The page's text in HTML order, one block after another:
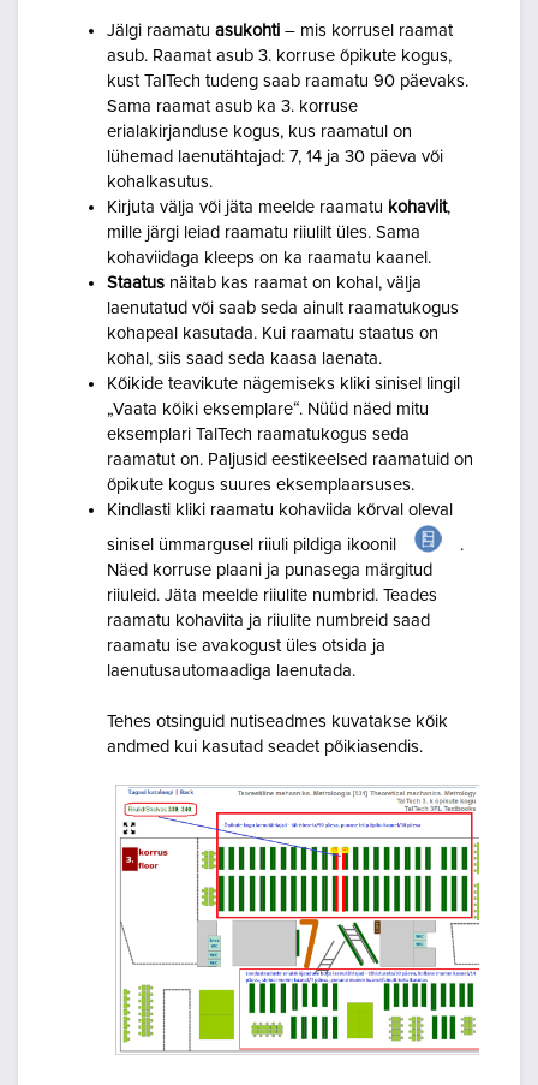
Jälgi raamatu asukohti – mis korrusel raamat
asub. Raamat asub 3. korruse õpikute kogus,
kust TalTech tudeng saab raamatu 90 päevaks.
Sama raamat asub ka 3. korruse
erialakirjanduse kogus, kus raamatul on
lühemad laenutähtajad: 7, 14 ja 30 päeva või
kohalkasutus.
Kirjuta välja või jäta meelde raamatu kohaviit,
mille järgi leiad raamatu riiulilt üles. Sama
kohaviidaga kleeps on ka raamatu kaanel.
Staatus näitab kas raamat on kohal, välja
laenutatud või saab seda ainult raamatukogus
kohapeal kasutada. Kui raamatu staatus on
kohal, siis saad seda kaasa laenata.
Kõikide teavikute nägemiseks kliki sinisel lingil
„Vaata kõiki eksemplare“. Nüüd näed mitu
eksemplari TalTech raamatukogus seda
raamatut on. Paljusid eestikeelsed raamatuid on
õpikute kogus suures eksemplaarsuses.
Kindlasti kliki raamatu kohaviida kõrval oleval
sinisel ümmargusel riiuli pildiga ikoonil
.
Näed korruse plaani ja punasega märgitud
riiuleid. Jäta meelde riiulite numbrid. Teades
raamatu kohaviita ja riiulite numbreid saad
raamatu ise avakogust üles otsida ja
laenutusautomaadiga laenutada.
Tehes otsinguid nutiseadmes kuvatakse kõik
andmed kui kasutad seadet põikiasendis.